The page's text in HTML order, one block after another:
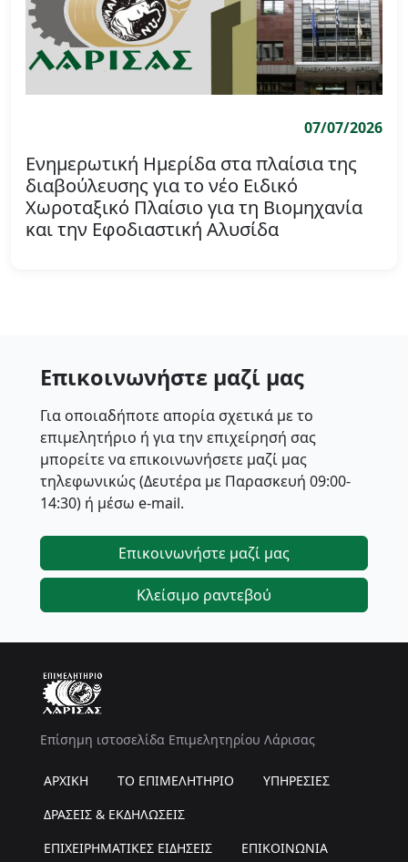
07/07/2026
Ενημερωτική Ημερίδα στα πλαίσια της
διαβούλευσης για το νέο Ειδικό
Χωροταξικό Πλαίσιο για τη Βιομηχανία
και την Εφοδιαστική Αλυσίδα
Επικοινωνήστε μαζί μας
Για οποιαδήποτε απορία σχετικά με το
επιμελητήριο ή για την επιχείρησή σας
μπορείτε να επικοινωνήσετε μαζί μας
τηλεφωνικώς (Δευτέρα με Παρασκευή 09:00-
14:30) ή μέσω e-mail.
Επικοινωνήστε μαζί μας
Κλείσιμο ραντεβού
Επίσημη ιστοσελίδα Επιμελητηρίου Λάρισας
ΑΡΧΙΚΗ ΤΟ ΕΠΙΜΕΛΗΤΗΡΙΟ
ΥΠΗΡΕΣΙΕΣ
ΔΡΑΣΕΙΣ & ΕΚΔΗΛΩΣΕΙΣ
ΕΠΙΧΕΙΡΗΜΑΤΙΚΕΣ ΕΙΔΗΣΕΙΣ
ΕΠΙΚΟΙΝΩΝΙΑ